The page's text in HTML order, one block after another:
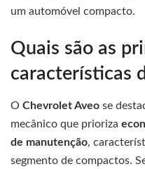
um automóvel compacto.
Quais são as
características
O Chevrolet Aveo se
mecânico que prioriza
de manutenção,
segmento de compactos.